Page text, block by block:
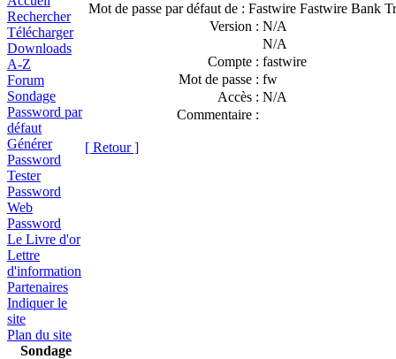
Rechercher
Télécharger
Downloads
A-Z
Forum
Sondage
Password par
défaut
Générer
Password
Tester
Password
Web
Password
Le Livre d'or
Lettre
d'information
Partenaires
Indiquer le
site
Plan du site
Sondage
Mot de passe par défaut de : Fastwire Fastwire Bank
Version : N/A
N/A
Compte : fastwire
Mot de passe : fw
Accès : N/A
Commentaire :
[ Retour ]